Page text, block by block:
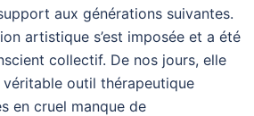
aux générations suivantes.
artistique s’est imposée et a été
collectif. De nos jours, elle
outil thérapeutique
en cruel manque de